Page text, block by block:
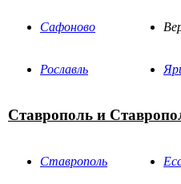
Сафоново
Рославль
Ставрополь и
Ставрополь